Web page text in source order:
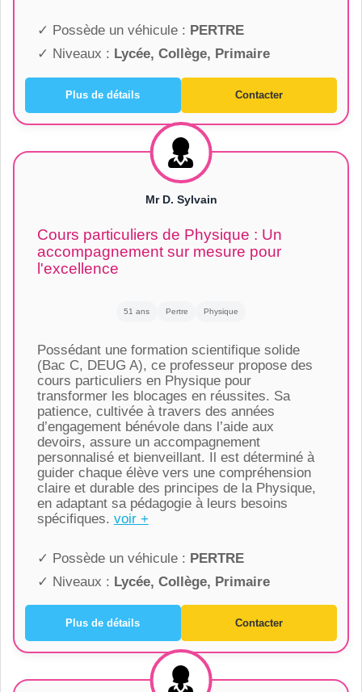
✓ Possède un véhicule : PERTRE
✓ Niveaux : Lycée, Collège, Primaire
Plus de détails Contacter
Mr D. Sylvain
Cours particuliers de Physique : Un
accompagnement sur mesure pour
l'excellence
51 ans Pertre Physique
Possédant une formation scientifique solide
(Bac C, DEUG A), ce professeur propose des
cours particuliers en Physique pour
transformer les blocages en réussites. Sa
patience, cultivée à travers des années
d’engagement bénévole dans l’aide aux
devoirs, assure un accompagnement
personnalisé et bienveillant. Il est déterminé à
guider chaque élève vers une compréhension
claire et durable des principes de la Physique,
en adaptant sa pédagogie à leurs besoins
spécifiques. voir +
✓ Possède un véhicule : PERTRE
✓ Niveaux : Lycée, Collège, Primaire
Plus de détails Contacter